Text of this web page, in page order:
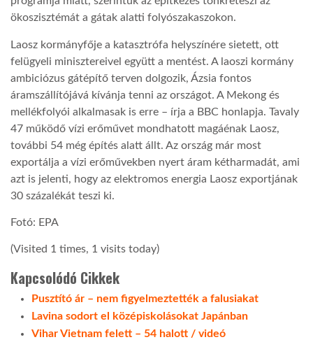
ökoszisztémát a gátak alatti folyószakaszokon.
Laosz kormányfője a katasztrófa helyszínére sietett, ott
felügyeli minisztereivel együtt a mentést. A laoszi kormány
ambiciózus gátépítő terven dolgozik, Ázsia fontos
áramszállítójává kívánja tenni az országot. A Mekong és
mellékfolyói alkalmasak is erre – írja a BBC honlapja. Tavaly
47 működő vízi erőművet mondhatott magáénak Laosz,
további 54 még építés alatt állt. Az ország már most
exportálja a vízi erőművekben nyert áram kétharmadát, ami
azt is jelenti, hogy az elektromos energia Laosz exportjának
30 százalékát teszi ki.
Fotó: EPA
(Visited 1 times, 1 visits today)
Kapcsolódó Cikkek
Pusztító ár – nem figyelmeztették a falusiakat
Lavina sodort el középiskolásokat Japánban
Vihar Vietnam felett – 54 halott / videó